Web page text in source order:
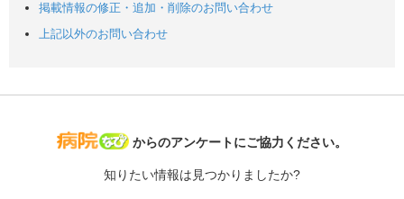
掲載情報の修正・追加・削除のお問い合わせ
上記以外のお問い合わせ
病院なび
からのアンケートにご協力ください。
知りたい情報は見つかりましたか?